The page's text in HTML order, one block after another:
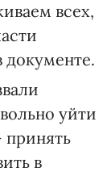
всех,
документе.
уйти
принять
в